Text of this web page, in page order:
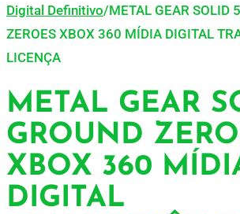
Digital Definitivo/METAL GEAR SOLID
ZEROES XBOX 360 MÍDIA DIGITAL
LICENÇA
METAL GEAR
GROUND
XBOX 360
DIGITAL